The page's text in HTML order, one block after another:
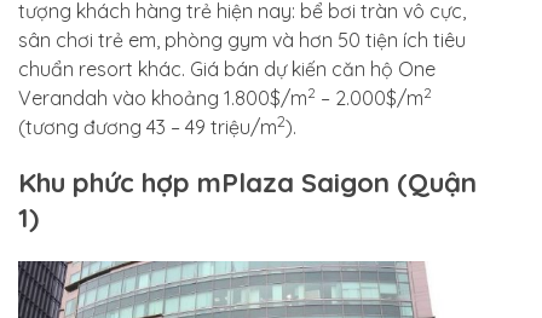
tượng khách hàng trẻ hiện nay: bể bơi tràn vô cực,
sân chơi trẻ em, phòng gym và hơn 50 tiện ích tiêu
chuẩn resort khác. Giá bán dự kiến căn hộ One
Verandah vào khoảng 1.800$/m2 – 2.000$/m2
(tương đương 43 – 49 triệu/m2).
Khu phức hợp mPlaza Saigon (Quận
1)